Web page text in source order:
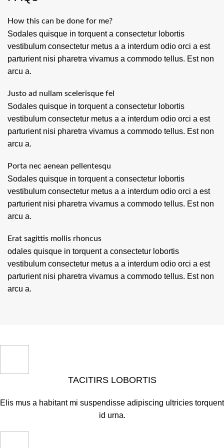
How this can be done for me?
Sodales quisque in torquent a consectetur lobortis
vestibulum consectetur metus a a interdum odio orci a est
parturient nisi pharetra vivamus a commodo tellus. Est non
arcu a.
Justo ad nullam scelerisque fel
Sodales quisque in torquent a consectetur lobortis
vestibulum consectetur metus a a interdum odio orci a est
parturient nisi pharetra vivamus a commodo tellus. Est non
arcu a.
Porta nec aenean pellentesqu
Sodales quisque in torquent a consectetur lobortis
vestibulum consectetur metus a a interdum odio orci a est
parturient nisi pharetra vivamus a commodo tellus. Est non
arcu a.
Erat sagittis mollis rhoncus
odales quisque in torquent a consectetur lobortis
vestibulum consectetur metus a a interdum odio orci a est
parturient nisi pharetra vivamus a commodo tellus. Est non
arcu a.
TACITIRS LOBORTIS
Elis mus a habitant mi suspendisse adipiscing ultricies torquent
id urna.